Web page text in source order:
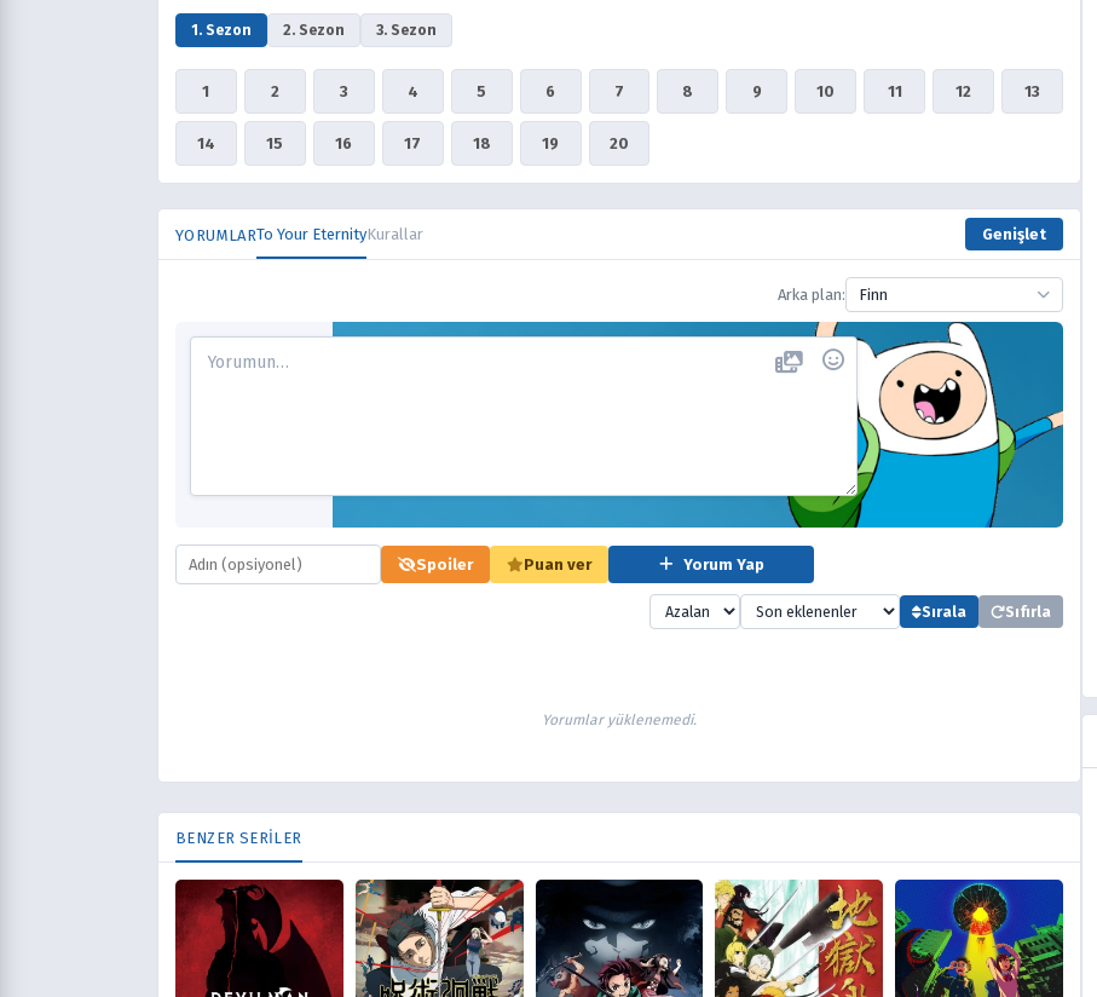
1. Sezon 2. Sezon 3. Sezon
1 2 3 4 5 6 7 8 9 10 11 12 13
14 15 16 17 18 19 20
YORUMLARTo Your EternityKurallar Genişlet
Arka plan: Finn
Spoiler Puan ver Yorum Yap
Sırala Sıfırla
Yorumlar yüklenemedi.
BENZER SERİLER